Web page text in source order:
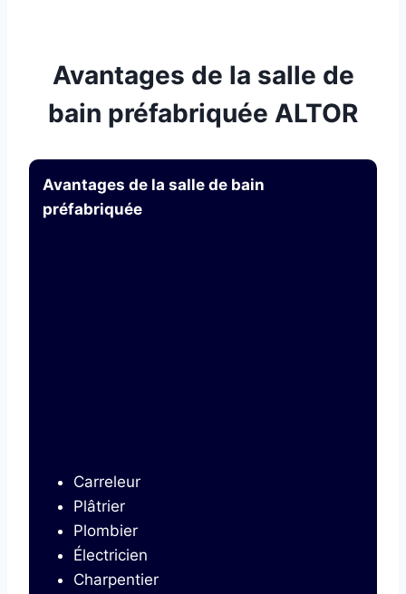
Avantages de la salle de
bain préfabriquée ALTOR
Avantages de la salle de bain
préfabriquée
Carreleur
Plâtrier
Plombier
Électricien
Charpentier